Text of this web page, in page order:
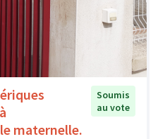
maternelle.
Soumis
au vote